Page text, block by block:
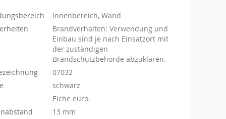
Innenbereich, Wand
Brandverhalten: Verwendung und
Einbau sind je nach Einsatzort mit
der zuständigen
Brandschutzbehörde abzuklären.
07032
schwarz
Eiche euro.
13 mm